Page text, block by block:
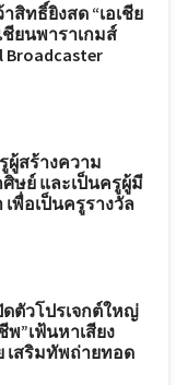
าสิทธิ์ยิงสด “เอเชีย
ชียนพาราเกมส์
Broadcaster
ผู้สร้างความ
ษย์ และเป็นครูผู้มี
พื่อเป็นครูรางวัล
ดตัวโปรเจกต์ใหญ่
”เฟ้นหาเสียง
เสริมทัพถ่ายทอด